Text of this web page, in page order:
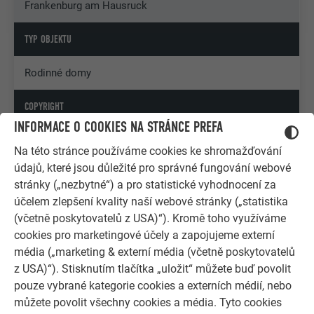
INFORMACE O COOKIES NA STRÁNCE PREFA
Na této stránce používáme cookies ke shromažďování
údajů, které jsou důležité pro správné fungování webové
stránky („nezbytné“) a pro statistické vyhodnocení za
účelem zlepšení kvality naší webové stránky („statistika
(včetně poskytovatelů z USA)“). Kromě toho využíváme
cookies pro marketingové účely a zapojujeme externí
média („marketing & externí média (včetně poskytovatelů
z USA)“). Stisknutím tlačítka „uložit“ můžete buď povolit
pouze vybrané kategorie cookies a externích médií, nebo
můžete povolit všechny cookies a média. Tyto cookies
Frankenburg am Hausruck
TYP OBJEKTU
Rodinné domy
COPYRIGHT